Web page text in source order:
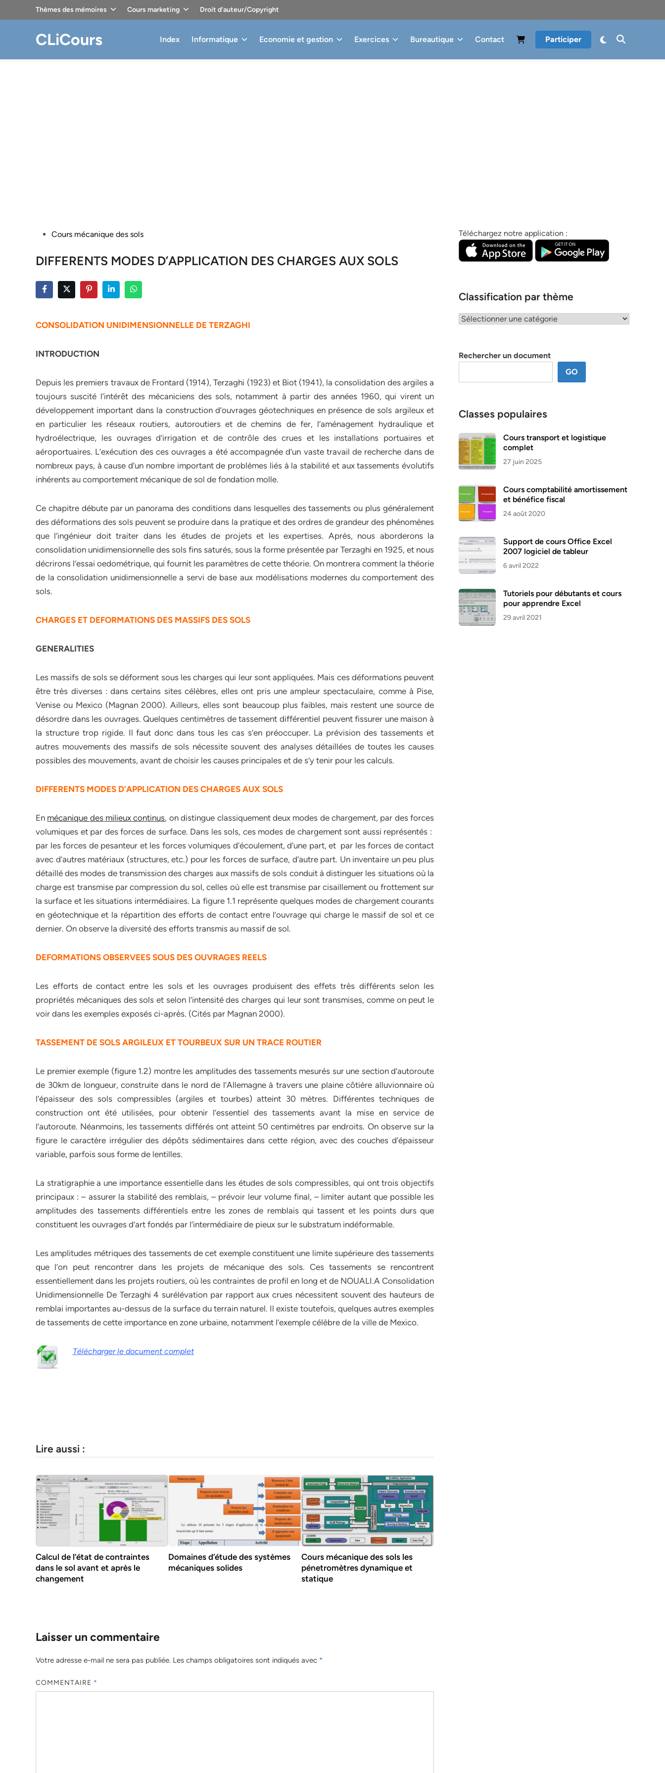
Thèmes des mémoires Cours marketing Droit d’auteur/Copyright
CLiCours Index Informatique Economie et gestion Exercices Bureautique Contact Participer
PostedCours mécanique des sols
DIFFERENTS MODES D’APPLICATION DES CHARGES AUX SOLS
CONSOLIDATION UNIDIMENSIONNELLE DE TERZAGHI
INTRODUCTION
Depuis les premiers travaux de Frontard (1914), Terzaghi (1923) et Biot (1941), la consolidation des argiles a
toujours suscité l’intérêt des mécaniciens des sols, notamment à partir des années 1960, qui virent un
développement important dans la construction d’ouvrages géotechniques en présence de sols argileux et
en particulier les réseaux routiers, autoroutiers et de chemins de fer, l’aménagement hydraulique et
hydroélectrique, les ouvrages d’irrigation et de contrôle des crues et les installations portuaires et
aéroportuaires. L’exécution des ces ouvrages a été accompagnée d’un vaste travail de recherche dans de
nombreux pays, à cause d’un nombre important de problèmes liés à la stabilité et aux tassements évolutifs
inhérents au comportement mécanique de sol de fondation molle.
Ce chapitre débute par un panorama des conditions dans lesquelles des tassements ou plus généralement
des déformations des sols peuvent se produire dans la pratique et des ordres de grandeur des phénomènes
que l’ingénieur doit traiter dans les études de projets et les expertises. Après, nous aborderons la
consolidation unidimensionnelle des sols fins saturés, sous la forme présentée par Terzaghi en 1925, et nous
décrirons l’essai oedométrique, qui fournit les paramètres de cette théorie. On montrera comment la théorie
de la consolidation unidimensionnelle a servi de base aux modélisations modernes du comportement des
sols.
CHARGES ET DEFORMATIONS DES MASSIFS DES SOLS
GENERALITIES
Les massifs de sols se déforment sous les charges qui leur sont appliquées. Mais ces déformations peuvent
être très diverses : dans certains sites célèbres, elles ont pris une ampleur spectaculaire, comme à Pise,
Venise ou Mexico (Magnan 2000). Ailleurs, elles sont beaucoup plus faibles, mais restent une source de
désordre dans les ouvrages. Quelques centimètres de tassement différentiel peuvent fissurer une maison à
la structure trop rigide. Il faut donc dans tous les cas s’en préoccuper. La prévision des tassements et
autres mouvements des massifs de sols nécessite souvent des analyses détaillées de toutes les causes
possibles des mouvements, avant de choisir les causes principales et de s’y tenir pour les calculs.
DIFFERENTS MODES D’APPLICATION DES CHARGES AUX SOLS
En mécanique des milieux continus, on distingue classiquement deux modes de chargement, par des forces
volumiques et par des forces de surface. Dans les sols, ces modes de chargement sont aussi représentés :
par les forces de pesanteur et les forces volumiques d’écoulement, d’une part, et par les forces de contact
avec d’autres matériaux (structures, etc.) pour les forces de surface, d’autre part. Un inventaire un peu plus
détaillé des modes de transmission des charges aux massifs de sols conduit à distinguer les situations où la
charge est transmise par compression du sol, celles où elle est transmise par cisaillement ou frottement sur
la surface et les situations intermédiaires. La figure 1.1 représente quelques modes de chargement courants
en géotechnique et la répartition des efforts de contact entre l’ouvrage qui charge le massif de sol et ce
dernier. On observe la diversité des efforts transmis au massif de sol.
DEFORMATIONS OBSERVEES SOUS DES OUVRAGES REELS
Les efforts de contact entre les sols et les ouvrages produisent des effets très différents selon les
propriétés mécaniques des sols et selon l’intensité des charges qui leur sont transmises, comme on peut le
voir dans les exemples exposés ci-après. (Cités par Magnan 2000).
TASSEMENT DE SOLS ARGILEUX ET TOURBEUX SUR UN TRACE ROUTIER
Le premier exemple (figure 1.2) montre les amplitudes des tassements mesurés sur une section d’autoroute
de 30km de longueur, construite dans le nord de l’Allemagne à travers une plaine côtière alluvionnaire où
l’épaisseur des sols compressibles (argiles et tourbes) atteint 30 mètres. Différentes techniques de
construction ont été utilisées, pour obtenir l’essentiel des tassements avant la mise en service de
l’autoroute. Néanmoins, les tassements différés ont atteint 50 centimètres par endroits. On observe sur la
figure le caractère irrégulier des dépôts sédimentaires dans cette région, avec des couches d’épaisseur
variable, parfois sous forme de lentilles.
La stratigraphie a une importance essentielle dans les études de sols compressibles, qui ont trois objectifs
principaux : – assurer la stabilité des remblais, – prévoir leur volume final, – limiter autant que possible les
amplitudes des tassements différentiels entre les zones de remblais qui tassent et les points durs que
constituent les ouvrages d’art fondés par l’intermédiaire de pieux sur le substratum indéformable.
Les amplitudes métriques des tassements de cet exemple constituent une limite supérieure des tassements
que l’on peut rencontrer dans les projets de mécanique des sols. Ces tassements se rencontrent
essentiellement dans les projets routiers, où les contraintes de profil en long et de NOUALI.A Consolidation
Unidimensionnelle De Terzaghi 4 surélévation par rapport aux crues nécessitent souvent des hauteurs de
remblai importantes au-dessus de la surface du terrain naturel. Il existe toutefois, quelques autres exemples
de tassements de cette importance en zone urbaine, notamment l’exemple célèbre de la ville de Mexico.
Télécharger le document complet
Lire aussi :
Calcul de l’état de contraintes
dans le sol avant et après le
changement
Domaines d’étude des systèmes
mécaniques solides
Cours mécanique des sols les
pénetromètres dynamique et
statique
Laisser un commentaire
Votre adresse e-mail ne sera pas publiée. Les champs obligatoires sont indiqués avec *
COMMENTAIRE *
Téléchargez notre application :
Classification par thème
Classification
Rechercher un document
GO
Classes populaires
Cours transport et logistique
complet
27 juin 2025
Cours comptabilité amortissement
et bénéfice fiscal
24 août 2020
Support de cours Office Excel
2007 logiciel de tableur
6 avril 2022
Tutoriels pour débutants et cours
pour apprendre Excel
29 avril 2021